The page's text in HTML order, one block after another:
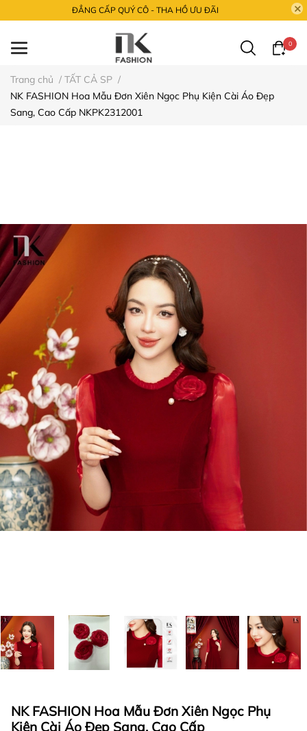
ĐẲNG CẤP QUÝ CÔ - THA HỒ ƯU ĐÃI
0
Trang chủ / TẤT CẢ SP /
NK FASHION Hoa Mẫu Đơn Xiên Ngọc Phụ Kiện Cài Áo Đẹp
Sang, Cao Cấp NKPK2312001
NK FASHION Hoa Mẫu Đơn Xiên Ngọc Phụ
Kiện Cài Áo Đẹp Sang, Cao Cấp